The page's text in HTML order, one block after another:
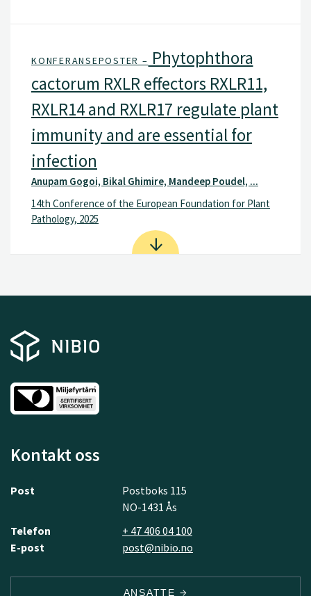
KONFERANSEPOSTER – Phytophthora
cactorum RXLR effectors RXLR11,
RXLR14 and RXLR17 regulate plant
immunity and are essential for
infection
Anupam Gogoi, Bikal Ghimire, Mandeep Poudel, ...
14th Conference of the European Foundation for Plant
Pathology, 2025
Kontakt oss
Post
Postboks 115
NO-1431 Ås
Telefon
+ 47 406 04 100
E-post
post@nibio.no
ANSATTE